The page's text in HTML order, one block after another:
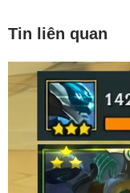
Tin liên quan